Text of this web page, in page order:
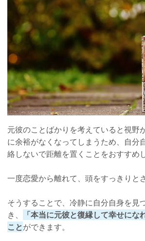
元彼のことばかりを考えていると視野
に余裕がなくなってしまうため、自分
絡しないで距離を置くことをおすすめ
一度恋愛から離れて、頭をすっきりと
そうすることで、冷静に自分自身を見
き、
「本当に元彼と復縁して幸せにな
ことができます。